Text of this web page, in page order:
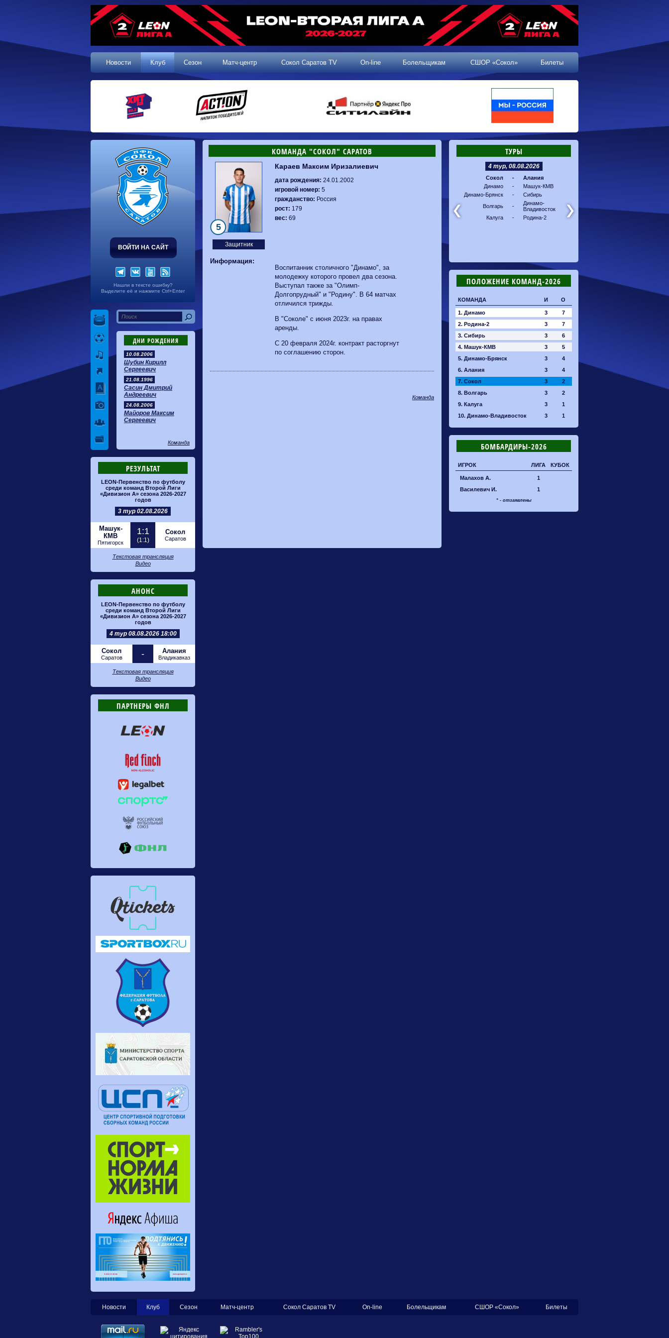
Новости Клуб Сезон Матч-центр Сокол Саратов TV On-line Болельщикам СШОР «Сокол» Билеты
ВОЙТИ НА САЙТ
Нашли в тексте ошибку?
Выделите её и нажмите Ctrl+Enter
ДНИ РОЖДЕНИЯ
10.08.2006
Шубин Кирилл
Сергеевич
21.08.1996
Сасин Дмитрий
Андреевич
24.08.2006
Майоров Максим
Сергеевич
Команда
РЕЗУЛЬТАТ
LEON-Первенство по футболу
среди команд Второй Лиги
«Дивизион А» сезона 2026-2027
годов
3 тур 02.08.2026
Машук-
КМВ
Пятигорск
1:1
(1:1)
Сокол
Саратов
Текстовая трансляция
Видео
АНОНС
LEON-Первенство по футболу
среди команд Второй Лиги
«Дивизион А» сезона 2026-2027
годов
4 тур 08.08.2026 18:00
Сокол
Саратов - Алания
Владикавказ
Текстовая трансляция
Видео
ПАРТНЕРЫ ФНЛ
КОМАНДА "СОКОЛ" САРАТОВ
Защитник
5
Караев Максим Иризалиевич
дата рождения: 24.01.2002
игровой номер: 5
гражданство: Россия
рост: 179
вес: 69
Информация:
Воспитанник столичного "Динамо", за
молодежку которого провел два сезона.
Выступал также за "Олимп-
Долгопрудный" и "Родину". В 64 матчах
отличился трижды.
В "Соколе" с июня 2023г. на правах
аренды.
C 20 февраля 2024г. контракт расторгнут
по соглашению сторон.
Команда
ТУРЫ
1 тур, 19.07.2026
1-1
Калуга
Динамо
0-0
Волгарь
0-0
Динамо-Брянск
2-1
Алания
1-2 Сибирь
2 тур, 25.07.2026
Родина-2
Динамо-
Владивосток
2 тур, 26.07.2026
Сокол 0-1
Динамо
Динамо-Брянск
Волгарь
1-2
Калуга
0-1
3 тур, 02.08.2026 4 тур, 08.08.2026
Сокол -
Алания
Динамо
-
Машук-КМВ
Динамо-Брянск
-
Сибирь
Волгарь
-
Динамо-
Владивосток
Калуга
- Родина-2
Сибирь
ПОЛОЖЕНИЕ КОМАНД-2026
КОМАНДА И О
1. Динамо 3
7
2. Родина-2
3
7
3. Сибирь
3
6
4. Машук-КМВ
3
5
5. Динамо-Брянск
3
4
6. Алания
3
4
7. Сокол
3
2
8. Волгарь
3
2
9. Калуга
3
1
10. Динамо-Владивосток
3 1
БОМБАРДИРЫ-2026
ИГРОК ЛИГА КУБОК
Малахов А.
1
Василевич И.
1
* - отзаявлены
Новости Клуб Сезон Матч-центр Сокол Саратов TV On-line Болельщикам СШОР «Сокол» Билеты